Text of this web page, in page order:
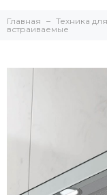
Главная Техника
встраиваемые